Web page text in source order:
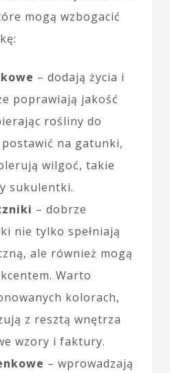
mogą wzbogacić
– dodają życia i
poprawiają jakość
rośliny do
na gatunki,
wilgoć, takie
sukulentki.
– dobrze
nie tylko spełniają
ale również mogą
Warto
kolorach,
z resztą wnętrza
wzory i faktury.
– wprowadzają